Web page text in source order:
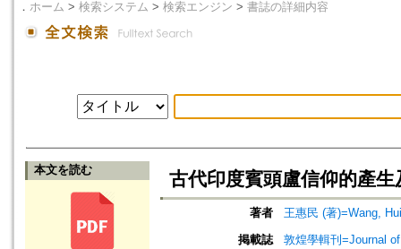
． ホーム > 検索システム > 検索エンジン > 書誌の詳細内容
本文を読む 古代印度賓頭盧信仰的產生
著者
王惠民 (著)=Wang,
掲載誌
敦煌學輯刊=Journal